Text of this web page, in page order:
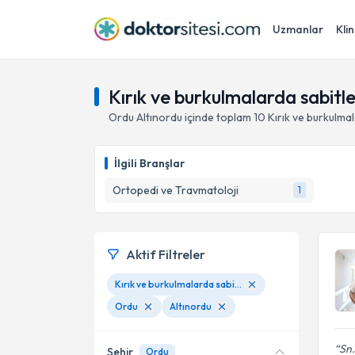
Uzmanlar
Kırık ve burkulmalarda
Ordu Altınordu içinde toplam 10 Kırık ve
İlgili Branşlar
Ortopedi ve Travmatoloji
1
Aktif Filtreler
Kırık ve burkulmalarda sabitleme ve alçıya alma
Ordu
Altınordu
Şehir Ordu